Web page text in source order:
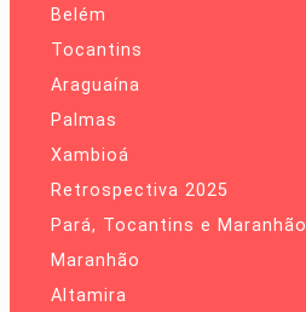
Belém
Tocantins
Araguaína
Palmas
Xambioá
Retrospectiva 2025
Pará, Tocantins e Maranhão
Maranhão
Altamira